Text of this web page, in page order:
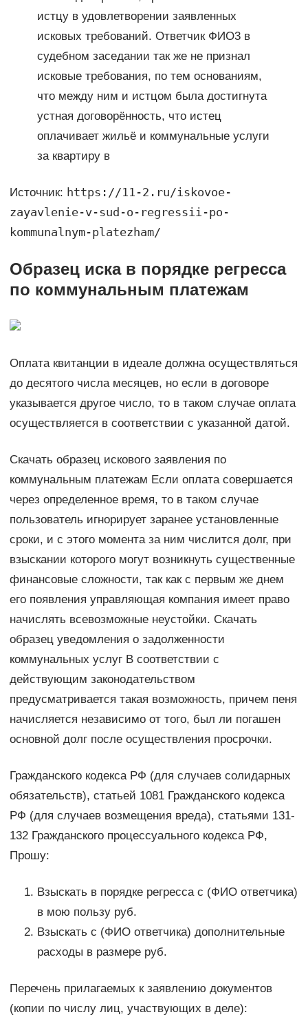
истцу в удовлетворении заявленных
исковых требований. Ответчик ФИО3 в
судебном заседании так же не признал
исковые требования, по тем основаниям,
что между ним и истцом была достигнута
устная договорённость, что истец
оплачивает жильё и коммунальные услуги
за квартиру в
Источник: https://11-2.ru/iskovoe-
zayavlenie-v-sud-o-regressii-po-
kommunalnym-platezham/
Образец иска в порядке регресса
по коммунальным платежам
Оплата квитанции в идеале должна осуществляться
до десятого числа месяцев, но если в договоре
указывается другое число, то в таком случае оплата
осуществляется в соответствии с указанной датой.
Скачать образец искового заявления по
коммунальным платежам Если оплата совершается
через определенное время, то в таком случае
пользователь игнорирует заранее установленные
сроки, и с этого момента за ним числится долг, при
взыскании которого могут возникнуть существенные
финансовые сложности, так как с первым же днем
его появления управляющая компания имеет право
начислять всевозможные неустойки. Скачать
образец уведомления о задолженности
коммунальных услуг В соответствии с
действующим законодательством
предусматривается такая возможность, причем пеня
начисляется независимо от того, был ли погашен
основной долг после осуществления просрочки.
Гражданского кодекса РФ (для случаев солидарных
обязательств), статьей 1081 Гражданского кодекса
РФ (для случаев возмещения вреда), статьями 131-
132 Гражданского процессуального кодекса РФ,
Прошу:
Взыскать в порядке регресса с (ФИО ответчика)
в мою пользу руб.
Взыскать с (ФИО ответчика) дополнительные
расходы в размере руб.
Перечень прилагаемых к заявлению документов
(копии по числу лиц, участвующих в деле):